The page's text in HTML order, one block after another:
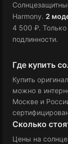
Harmony. 2
4 500 ₽.
подлинности.
Где купить
Купить
можно в
Москве и
Сколько
Цены на